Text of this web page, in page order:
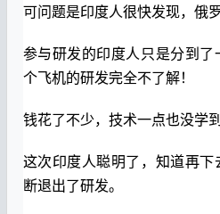
可问题是印度人很快发现，俄
参与研发的印度人只是分到
个飞机的研发完全不了解！
钱花了不少，技术一点也没学到
这次印度人聪明了，知道再
断退出了研发。